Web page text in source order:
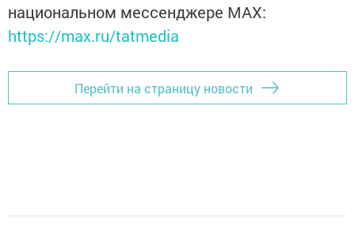
национальном мессенджере MАХ:
https://max.ru/tatmedia
Перейти на страницу новости